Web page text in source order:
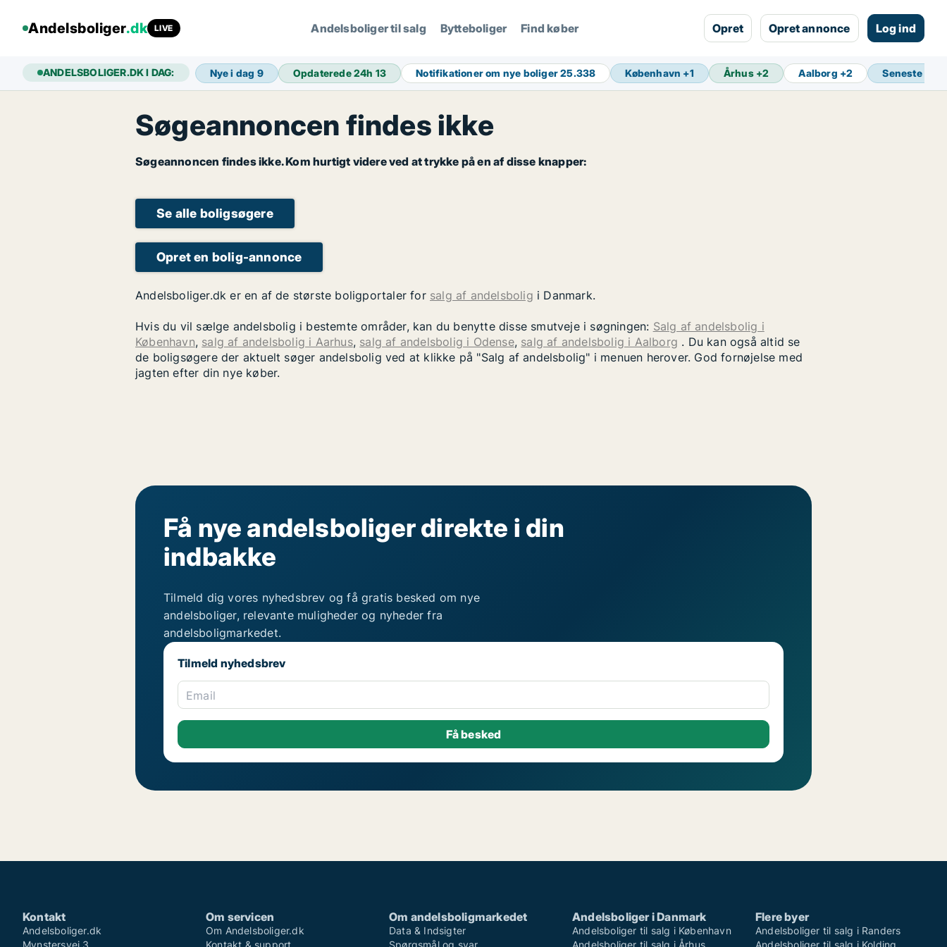
Andelsboliger.dk LIVE Andelsboliger til salg Bytteboliger Find køber Opret Opret annonce Log ind
ANDELSBOLIGER.DK I DAG: Nye i dag 9 Opdaterede 24h 13 Notifikationer om nye boliger25.338 København +1 Århus+2 Aalborg +2 Seneste
Søgeannoncen findes ikke
Søgeannoncen findes ikke. Kom hurtigt videre ved at trykke på en af disse knapper:
Se alle boligsøgere
Opret en bolig-annonce
Andelsboliger.dk er en af de største boligportaler for salg af andelsbolig i Danmark.
Hvis du vil sælge andelsbolig i bestemte områder, kan du benytte disse smutveje i søgningen: Salg af andelsbolig i
København, salg af andelsbolig i Aarhus, salg af andelsbolig i Odense, salg af andelsbolig i Aalborg . Du kan også altid se
de boligsøgere der aktuelt søger andelsbolig ved at klikke på "Salg af andelsbolig" i menuen herover. God fornøjelse med
jagten efter din nye køber.
Få nye andelsboliger direkte i din
indbakke
Tilmeld dig vores nyhedsbrev og få gratis besked om nye
andelsboliger, relevante muligheder og nyheder fra
andelsboligmarkedet.
Tilmeld nyhedsbrev
Email
Kontakt
Andelsboliger.dk
Mynstersvej 3
Om servicen
Om Andelsboliger.dk
Kontakt & support
Om andelsboligmarkedet
Data & Indsigter
Spørgsmål og svar
Andelsboliger i Danmark
Andelsboliger til salg i København
Andelsboliger til salg i Århus
Flere byer
Andelsboliger til salg i Randers
Andelsboliger til salg i Kolding